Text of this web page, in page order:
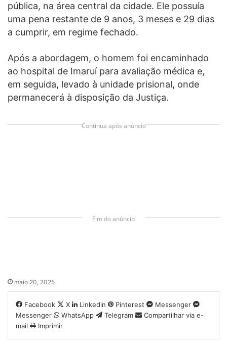
pública, na área central da cidade. Ele possuía
uma pena restante de 9 anos, 3 meses e 29 dias
a cumprir, em regime fechado.
Após a abordagem, o homem foi encaminhado
ao hospital de Imaruí para avaliação médica e,
em seguida, levado à unidade prisional, onde
permanecerá à disposição da Justiça.
Continua após anúncio
Fim do anúncio
maio 20, 2025
Facebook X Linkedin Pinterest
Messenger
Messenger
WhatsApp Telegram
Compartilhar via e-
mail
Imprimir